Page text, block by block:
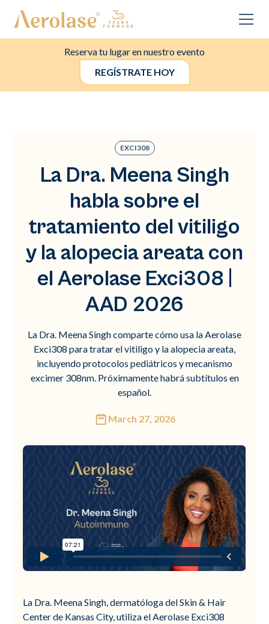
Reserva tu lugar en nuestro evento
REGÍSTRATE HOY
EXCI308
La Dra. Meena Singh
habla sobre el
tratamiento del vitiligo
y la alopecia areata con
el Aerolase Exci308 |
AAD 2026
La Dra. Meena Singh comparte cómo usa la Aerolase
Exci308 para tratar el vitiligo y la alopecia areata,
incluyendo protocolos pediátricos y mecanismo
excimer 308nm. Próximamente habrá subtítulos en
español.
March 27, 2026
La Dra. Meena Singh, dermatóloga del Skin & Hair
Center de Kansas City, utiliza el Aerolase Exci308